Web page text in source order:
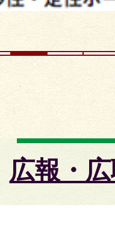
広報・